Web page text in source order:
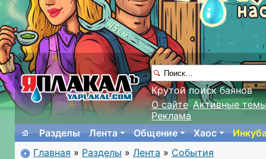
Крутой поиск баянов
О сайте Активные
Реклама
Разделы
Лента Общение Хаос
Главная » Разделы » Лента » События